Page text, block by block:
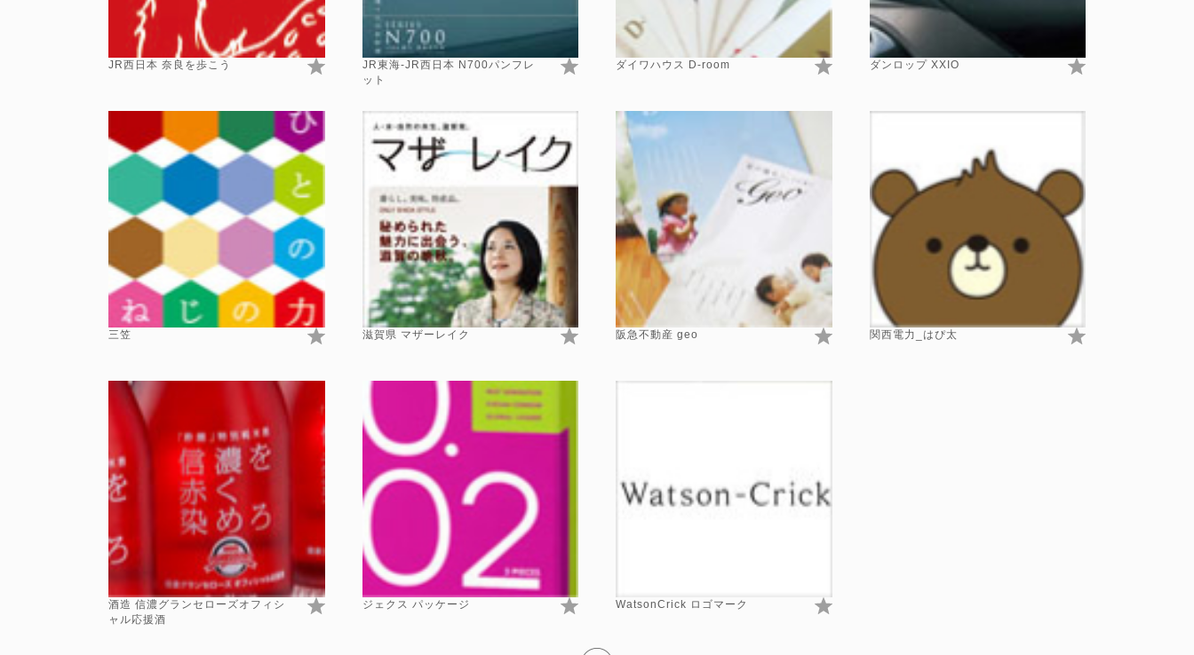
JR西日本 奈良を歩こう
JR東海-JR西日本 N700パンフレ
ット
ダイワハウス D-room ダンロップ XXIO
三笠 滋賀県 マザーレイク 阪急不動産 geo 関西電力_はぴ太
酒造 信濃グランセローズオフィシ
ャル応援酒
ジェクス パッケージ WatsonCrick ロゴマーク